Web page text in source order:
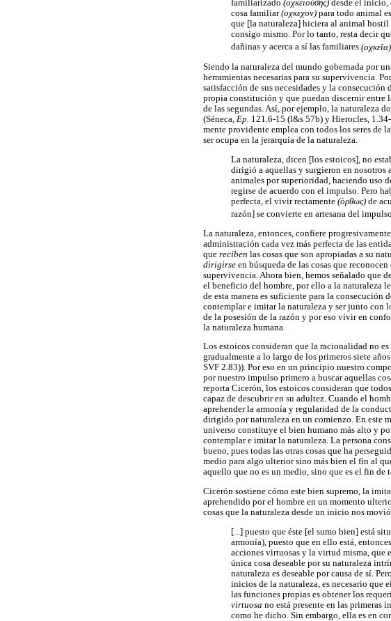
familiarizado (οχκειούσης) desde el inicio,
cosa familiar(οχκεχον) para todo animal
que [la naturaleza] hiciera al animal
consigo mismo. Por lo tanto, resta decir
dañinas y acerca a sí las familiares (οχκεῖα)
Siendo la naturaleza del mundo gobernada por
herramientas necesarias para su supervivencia.
satisfacción de sus necesidades y la consecución
propia constitución y que puedan discernir entre
de las segundas. Así, por ejemplo, la naturaleza
(Séneca, Ep. 121.6-15 (l&s 57b) y Hierocles,
mente providente emplea con todos los seres de
ser ocupa en la jerarquía de la naturaleza.
La naturaleza, dicen [los estoicos], no
dirigió a aquellas y surgieron en nosotros
animales por superioridad, haciendo uso
regirse de acuerdo con el impulso. Pero
perfecta, el vivir rectamente (ὸρθως) de
razón] se convierte en artesana del impulso
La naturaleza, entonces, confiere
administración cada vez más perfecta de las
que reciben las cosas que son apropiadas a su
dirigirse en búsqueda de las cosas que
supervivencia. Ahora bien, hemos señalado que
el beneficio del hombre, por ello a la naturaleza
de esta manera es suficiente para la
contemplar e imitar la naturaleza y ser junto con
de la posesión de la razón y por eso vivir en
la naturaleza humana.
Los estoicos consideran que la racionalidad no
gradualmente a lo largo de los primeros siete
SVF 2.83)). Por eso en un principio nuestro
por nuestro impulso primero a buscar aquellas
reporta Cicerón, los estoicos consideran que
capaz de descubrir en su adultez. Cuando el
aprehender la armonía y regularidad de la
dirigido por naturaleza en un comienzo. En este
universo constituye el bien humano más alto y
contemplar e imitar la naturaleza. La persona
bueno, pues todas las otras cosas que ha
medio para algo ulterior sino más bien el fin al
aquello que no es un medio, sino que es el fin de
Cicerón sostiene cómo este bien supremo, la
aprehendido por el hombre en un momento
cosas que la naturaleza desde un inicio nos movió
[...] puesto que éste [el sumo bien] está
armonía), puesto que en ello está,
acciones virtuosas y la virtud misma, que
única cosa deseable por su naturaleza
naturaleza es deseable por causa de sí.
inicios de la naturaleza, es necesario que
las funciones propias es obtener los
virtuosa no está presente en las primeras
como he dicho. Sin embargo, ella es en